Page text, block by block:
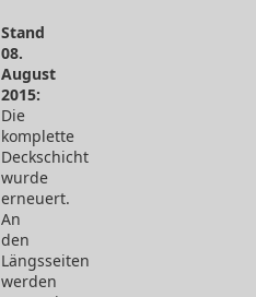
Stand
08.
August
2015:
Die
komplette
Deckschicht
wurde
erneuert.
An
den
Längsseiten
werden